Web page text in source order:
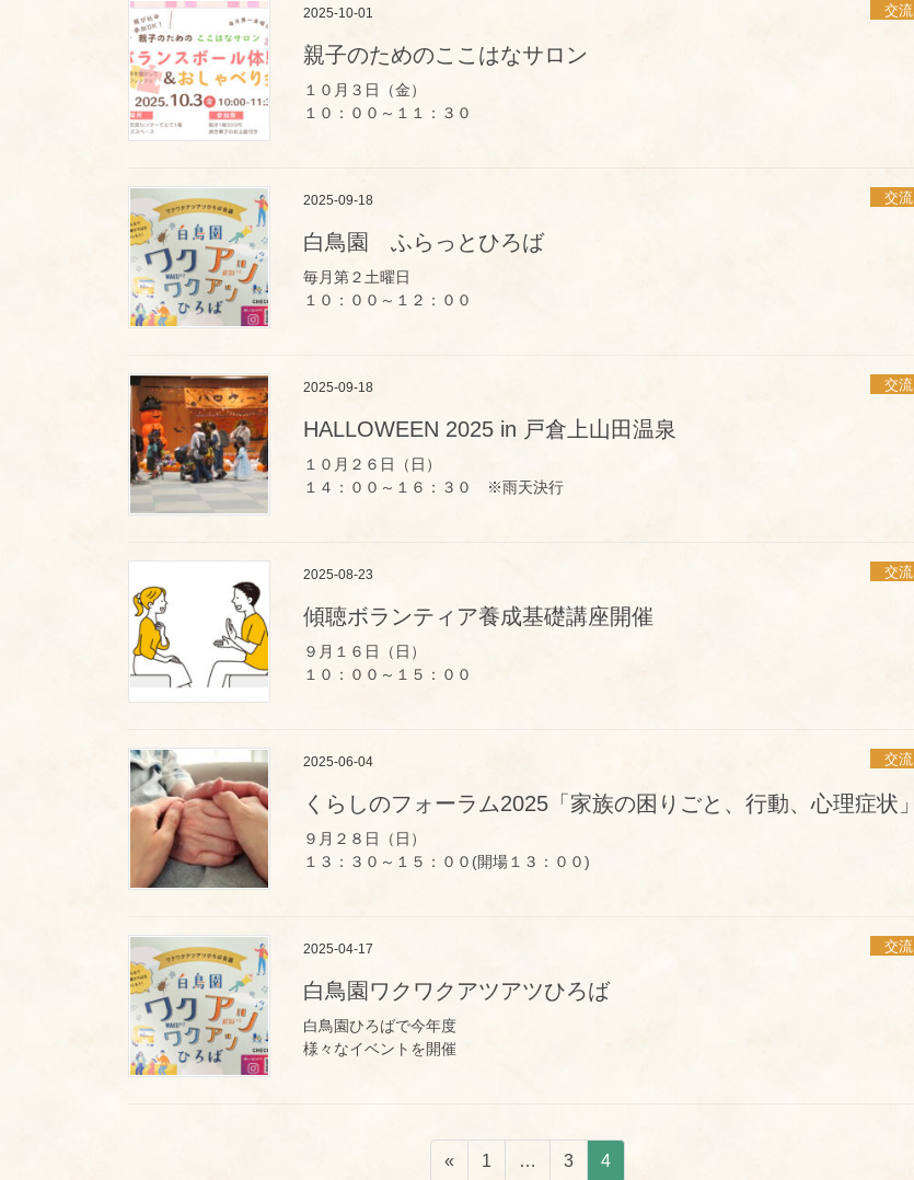
2025-10-01 交流
親子のためのここはなサロン
１０月３日（金）
１０：００～１１：３０
2025-09-18 交流
白鳥園 ふらっとひろば
毎月第２土曜日
１０：００～１２：００
2025-09-18 交流
HALLOWEEN 2025 in 戸倉上山田温泉
１０月２６日（日）
１４：００～１６：３０ ※雨天決行
2025-08-23 交流
傾聴ボランティア養成基礎講座開催
９月１６日（日）
１０：００～１５：００
2025-06-04 交流
くらしのフォーラム2025「家族の困りごと、行動、心理症状」
９月２８日（日）
１３：３０～１５：００(開場１３：００)
2025-04-17 交流
白鳥園ワクワクアツアツひろば
白鳥園ひろばで今年度
様々なイベントを開催
«
ペ
1 …
ペ
3
ペ
4